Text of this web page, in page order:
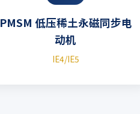
PMSM 低压稀土永磁同步电
动机
IE4/IE5